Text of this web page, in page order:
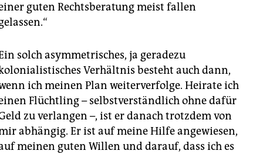
guten Rechtsberatung meist fallen
solch asymmetrisches, ja geradezu
Verhältnis besteht auch dann,
ich meinen Plan weiterverfolge. Heirate ich
Flüchtling – selbstverständlich ohne dafür
zu verlangen –, ist er danach trotzdem von
abhängig. Er ist auf meine Hilfe angewiesen,
meinen guten Willen und darauf, dass ich es